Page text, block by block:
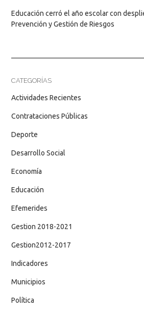
Educación cerró el año escolar con
Prevención y Gestión de Riesgos
CATEGORÍAS
Actividades Recientes
Contrataciones Públicas
Deporte
Desarrollo Social
Economía
Educación
Efemerides
Gestion 2018-2021
Gestion2012-2017
Indicadores
Municipios
Política